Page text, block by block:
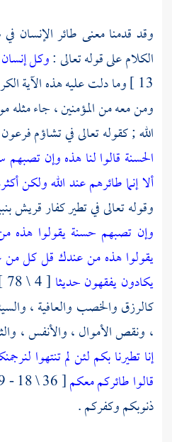
وقد قدمنا معنى طائر الإنسان
الكلام على قوله تعالى :وكل إنسان
13 ] وما دلت عليه هذه الآية الكريمة من تشاؤم الكفار
ومن معه من المؤمنين ، جاء
الله ; كقوله تعالى في تشاؤمفرعون
الحسنة قالوا لنا هذه وإن
ألا إنما طائرهم عند الله ولكن
وقوله تعالى في تطير كفارقريش
وإن تصبهم حسنة يقولوا هذه
يقولوا هذه من عندك قل كل من
يكادون يفقهون حديثا
كالرزق والخصب والعافية ،
، ونقص الأموال ، والأنفس ،
إنا تطيرنا بكم لئن لم تنتهوا
قالوا طائركم معكم
ذنوبكم وكفركم .